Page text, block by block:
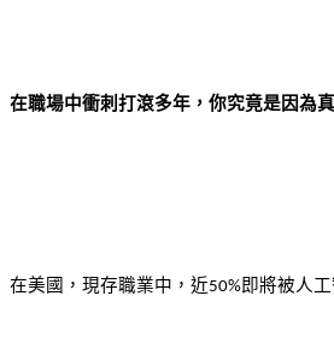
在職場中衝刺打滾多年，你究竟是因為
在美國，現存職業中，近50%即將被人